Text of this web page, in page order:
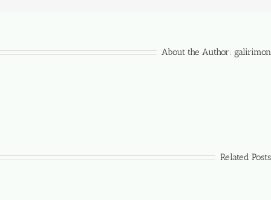
About the Author: galirimon
Related Posts